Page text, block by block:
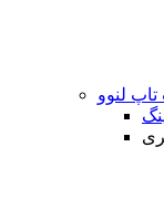
لنوو